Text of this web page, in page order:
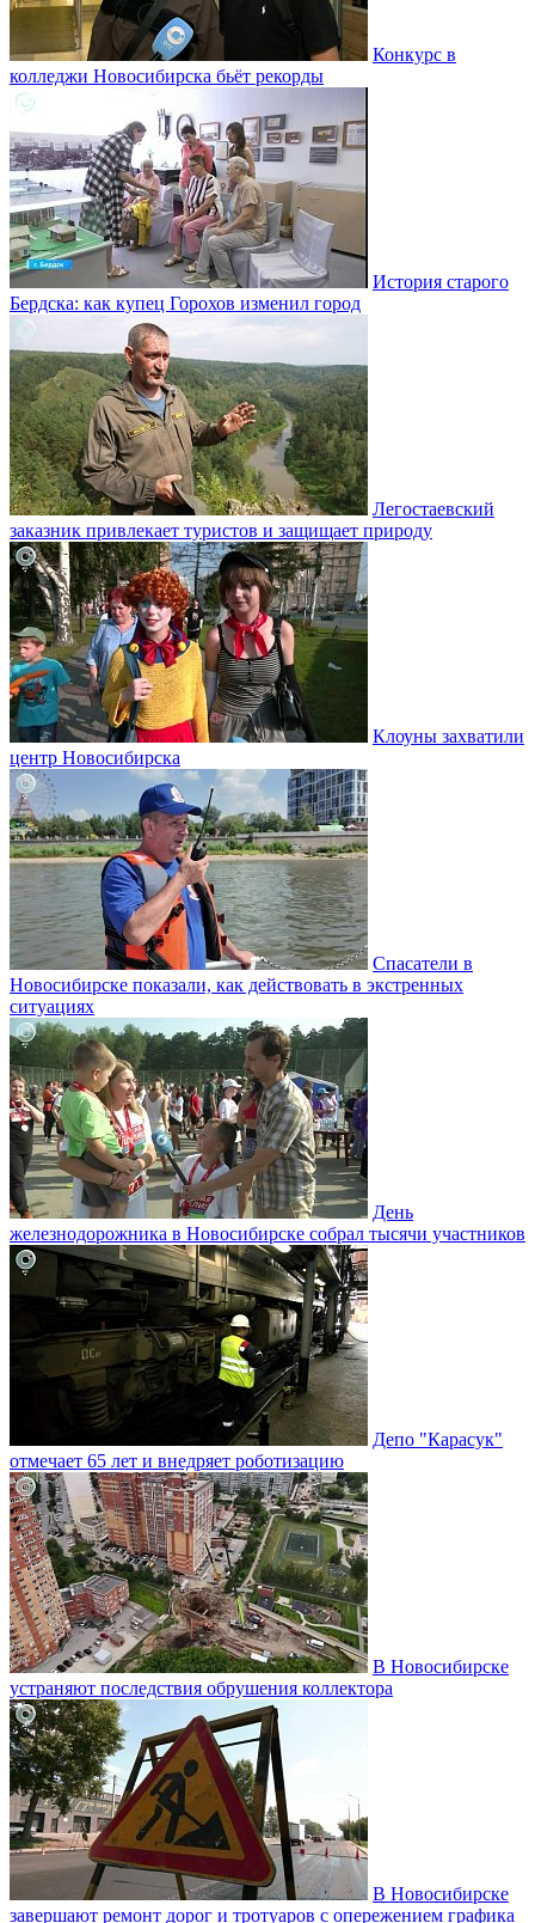
Конкурс в
колледжи Новосибирска бьёт рекорды
История старого
Бердска: как купец Горохов изменил город
Легостаевский
заказник привлекает туристов и защищает природу
Клоуны захватили
центр Новосибирска
Спасатели в
Новосибирске показали, как действовать в экстренных
ситуациях
День
железнодорожника в Новосибирске собрал тысячи участников
Депо "Карасук"
отмечает 65 лет и внедряет роботизацию
В Новосибирске
устраняют последствия обрушения коллектора
В Новосибирске
завершают ремонт дорог и тротуаров с опережением графика